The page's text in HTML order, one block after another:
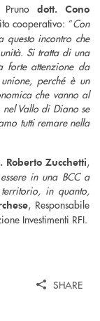
Prunodott. Cono
cooperativo: ”Con
questo incontro che
Si tratta di una
forte attenzione da
perché è un
che vanno al
Vallo di Diano se
tutti remare nella
Roberto Zucchetti,
in una BCC a
in quanto,
, Responsabile
Investimenti RFI.
SHARE